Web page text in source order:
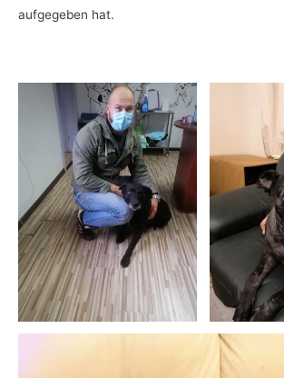
aufgegeben hat.